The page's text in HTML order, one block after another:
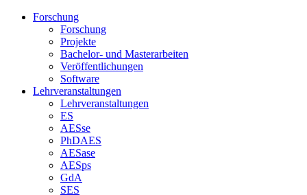
Forschung
Forschung
Projekte
Bachelor- und Masterarbeiten
Veröffentlichungen
Software
Lehrveranstaltungen
Lehrveranstaltungen
ES
AESse
PhDAES
AESase
AESps
GdA
SES